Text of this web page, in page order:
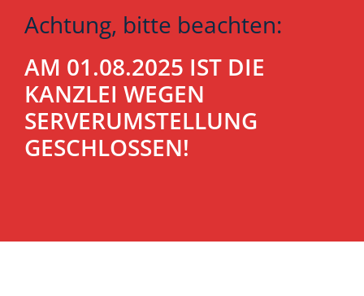
Achtung, bitte beachten:
AM 01.08.2025 IST DIE
KANZLEI WEGEN
SERVERUMSTELLUNG
GESCHLOSSEN!